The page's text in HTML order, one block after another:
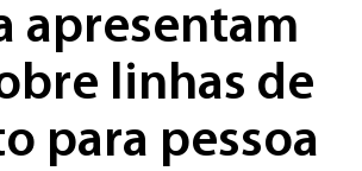
apresentam
linhas de
para pessoa